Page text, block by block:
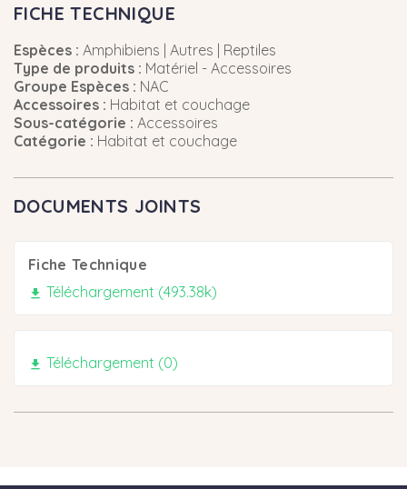
FICHE TECHNIQUE
Espèces : Amphibiens | Autres | Reptiles
Type de produits : Matériel - Accessoires
Groupe Espèces : NAC
Accessoires : Habitat et couchage
Sous-catégorie : Accessoires
Catégorie : Habitat et couchage
DOCUMENTS JOINTS
Fiche Technique
 Téléchargement (493.38k)
 Téléchargement (0)